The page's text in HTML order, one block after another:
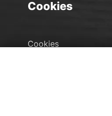
Cookies
Cookies